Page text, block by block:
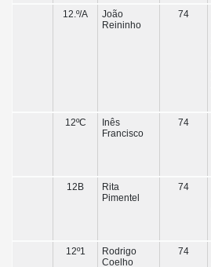
12.º/A
João
Reininho
74
12ºC
Inês
Francisco
74
12B
Rita
Pimentel
74
12º1
Rodrigo
Coelho
74